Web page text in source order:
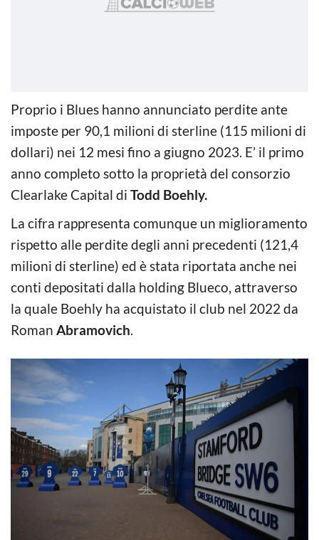
Proprio i Blues hanno annunciato perdite ante
imposte per 90,1 milioni di sterline (115 milioni di
dollari) nei 12 mesi fino a giugno 2023. E’ il primo
anno completo sotto la proprietà del consorzio
Clearlake Capital di Todd Boehly.
La cifra rappresenta comunque un miglioramento
rispetto alle perdite degli anni precedenti (121,4
milioni di sterline) ed è stata riportata anche nei
conti depositati dalla holding Blueco, attraverso
la quale Boehly ha acquistato il club nel 2022 da
Roman Abramovich.